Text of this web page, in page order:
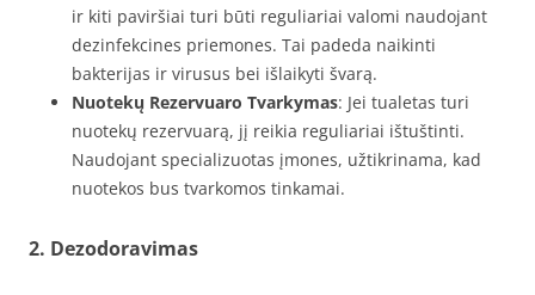
ir kiti paviršiai turi būti reguliariai valomi naudojant
dezinfekcines priemones. Tai padeda naikinti
bakterijas ir virusus bei išlaikyti švarą.
Nuotekų Rezervuaro Tvarkymas: Jei tualetas turi
nuotekų rezervuarą, jį reikia reguliariai ištuštinti.
Naudojant specializuotas įmones, užtikrinama, kad
nuotekos bus tvarkomos tinkamai.
2. Dezodoravimas